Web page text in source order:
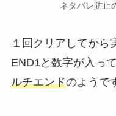
ネタバレ防止
１回クリアしてから
END1と数字が入っ
ルチエンドのようで